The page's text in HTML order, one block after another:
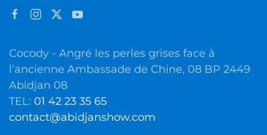
Cocody - Angré les perles grises face à
l’ancienne Ambassade de Chine, 08 BP 2449
Abidjan 08
TEL: 01 42 23 35 65
contact@abidjanshow.com